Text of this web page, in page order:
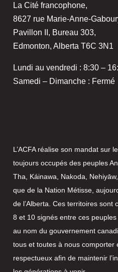
La Cité francophone,
8627 rue Marie-Anne-
Pavillon II, Bureau 303,
Edmonton, Alberta T6C 3N1
Lundi au vendredi : 8:30 –
Samedi – Dimanche : Fermé
L’ACFA réalise son mandat sur
toujours occupés des peuples
Tha, Káinawa, Nakoda,
que de la Nation Métisse,
de l’Alberta. Ces territoires sont
8 et 10 signés entre ces
au nom du gouvernement
tous et toutes à nous comporter
respectueux afin de maintenir